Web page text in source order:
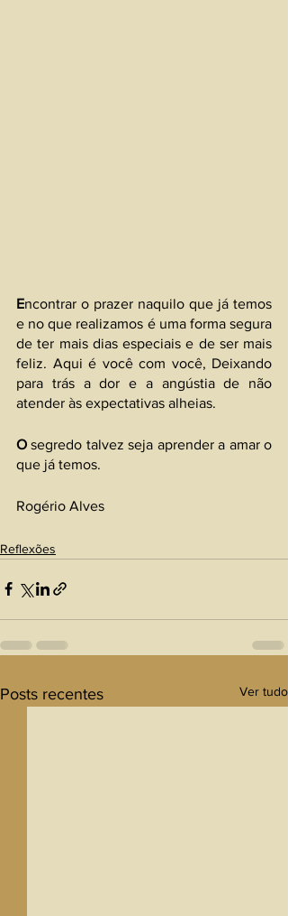
Encontrar o prazer naquilo que já temos
e no que realizamos é uma forma segura
de ter mais dias especiais e de ser mais
feliz. Aqui é você com você, Deixando
para trás a dor e a angústia de não
atender às expectativas alheias.
O segredo talvez seja aprender a amar o
que já temos.
Rogério Alves
Reflexões
Posts recentes Ver tudo